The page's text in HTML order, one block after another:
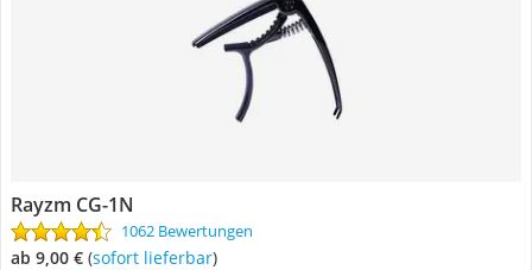
Rayzm CG-1N
1062 Bewertungen
ab 9,00 € ( Sofort lieferbar)